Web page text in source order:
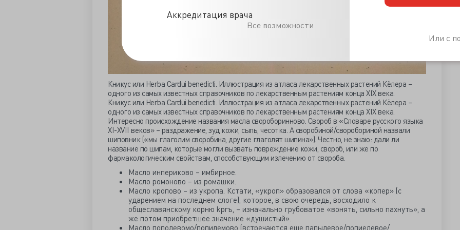
Аккредитация врача
Все возможности
Или с
Кникус или Herba Cardui benedicti. Иллюстрация из атласа лекарственных растений Кёлера –
одного из самых известных справочников по лекарственным растениям конца XIX века.
Кникус или Herba Cardui benedicti. Иллюстрация из атласа лекарственных растений Кёлера –
одного из самых известных справочников по лекарственным растениям конца XIX века.
Интересно происхождение названия масла свороборинново. Свороб в «Словаре русского языка
XI-XVII веков» – раздражение, зуд кожи, сыпь, чесотка. А своробиной/своробориной назвали
шиповник («мы глаголим своробина, другие глаголят шипина»). Честно, не знаю: дали ли
название по шипам, которые могли вызвать повреждение кожи, свороб, или же по
фармакологическим свойствам, способствующим излечению от свороба.
Масло инпериково – имбирное.
Масло ромоново – из ромашки.
Масло кропово – из укропа. Кстати, «укроп» образовался от слова «копер» (с
ударением на последнем слоге), которое, в свою очередь, восходило к
общеславянскому корню kprъ, – изначально грубоватое «вонять, сильно пахнуть», а
же потом приобретшее значение «душистый».
Масло пополевомо/попилемово (встречаются еще папылевое/попиелевое/